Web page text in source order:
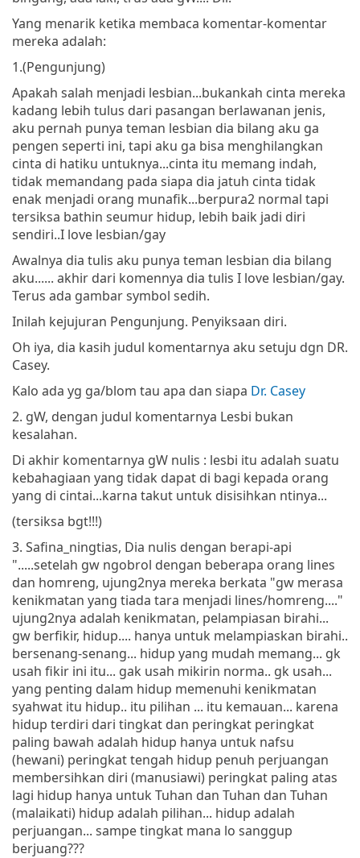
Yang menarik ketika membaca komentar-komentar
mereka adalah:
1.(Pengunjung)
Apakah salah menjadi lesbian...bukankah cinta mereka
kadang lebih tulus dari pasangan berlawanan jenis,
aku pernah punya teman lesbian dia bilang aku ga
pengen seperti ini, tapi aku ga bisa menghilangkan
cinta di hatiku untuknya...cinta itu memang indah,
tidak memandang pada siapa dia jatuh cinta tidak
enak menjadi orang munafik...berpura2 normal tapi
tersiksa bathin seumur hidup, lebih baik jadi diri
sendiri..I love lesbian/gay
Awalnya dia tulis aku punya teman lesbian dia bilang
aku...... akhir dari komennya dia tulis I love lesbian/gay.
Terus ada gambar symbol sedih.
Inilah kejujuran Pengunjung. Penyiksaan diri.
Oh iya, dia kasih judul komentarnya aku setuju dgn DR.
Casey.
Kalo ada yg ga/blom tau apa dan siapa Dr. Casey
2. gW, dengan judul komentarnya Lesbi bukan
kesalahan.
Di akhir komentarnya gW nulis : lesbi itu adalah suatu
kebahagiaan yang tidak dapat di bagi kepada orang
yang di cintai...karna takut untuk disisihkan ntinya...
(tersiksa bgt!!!)
3. Safina_ningtias, Dia nulis dengan berapi-api
".....setelah gw ngobrol dengan beberapa orang lines
dan homreng, ujung2nya mereka berkata "gw merasa
kenikmatan yang tiada tara menjadi lines/homreng...."
ujung2nya adalah kenikmatan, pelampiasan birahi...
gw berfikir, hidup.... hanya untuk melampiaskan birahi..
bersenang-senang... hidup yang mudah memang... gk
usah fikir ini itu... gak usah mikirin norma.. gk usah...
yang penting dalam hidup memenuhi kenikmatan
syahwat itu hidup.. itu pilihan ... itu kemauan... karena
hidup terdiri dari tingkat dan peringkat peringkat
paling bawah adalah hidup hanya untuk nafsu
(hewani) peringkat tengah hidup penuh perjuangan
membersihkan diri (manusiawi) peringkat paling atas
lagi hidup hanya untuk Tuhan dan Tuhan dan Tuhan
(malaikati) hidup adalah pilihan... hidup adalah
perjuangan... sampe tingkat mana lo sanggup
berjuang???